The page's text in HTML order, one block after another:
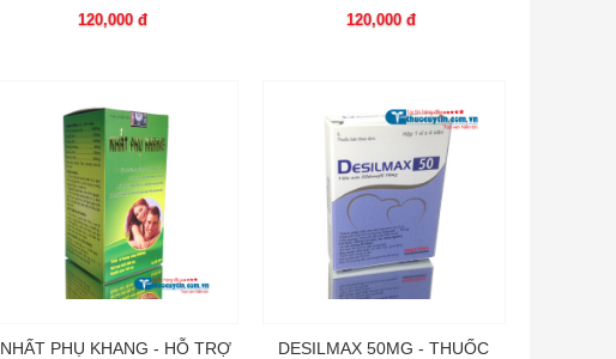
120,000 đ 120,000 đ
NHẤT PHỤ KHANG - HỖ TRỢ
DESILMAX 50MG - THUỐC